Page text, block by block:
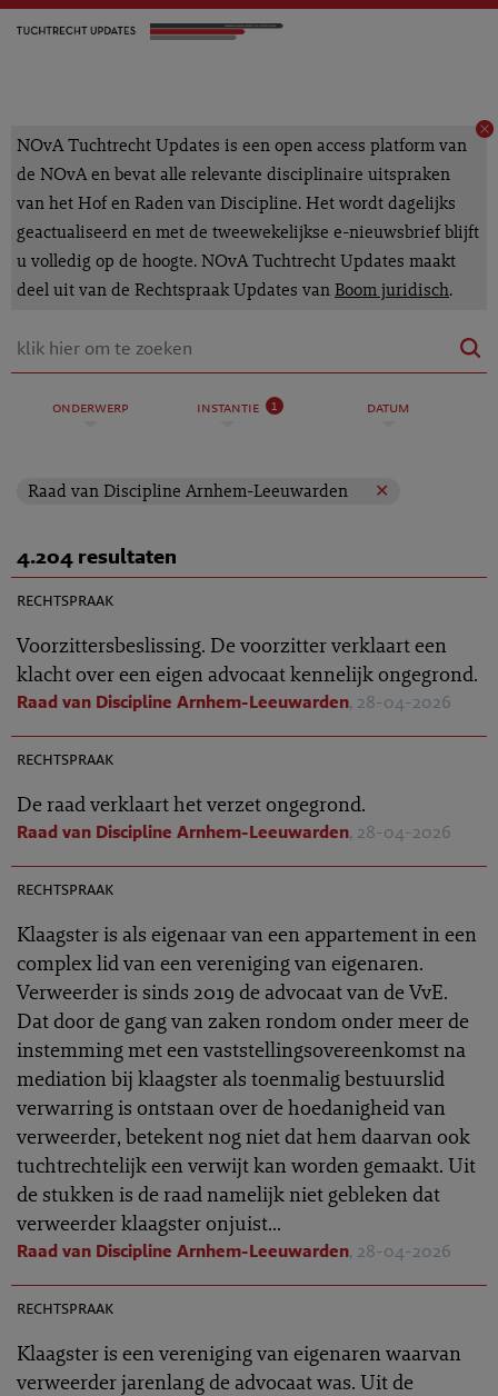
NOvA Tuchtrecht Updates is een open access platform van
de NOvA en bevat alle relevante disciplinaire uitspraken
van het Hof en Raden van Discipline. Het wordt dagelijks
geactualiseerd en met de tweewekelijkse e-nieuwsbrief blijft
u volledig op de hoogte. NOvA Tuchtrecht Updates maakt
deel uit van de Rechtspraak Updates vanBoom juridisch.
onderwerp instantie 1 datum
Raad van Discipline Arnhem-Leeuwarden
4.204 resultaten
rechtspraak
Voorzittersbeslissing. De voorzitter verklaart een
klacht over een eigen advocaat kennelijk ongegrond.
Raad van Discipline Arnhem-Leeuwarden, 28-04-2026
rechtspraak
De raad verklaart het verzet ongegrond.
Raad van Discipline Arnhem-Leeuwarden, 28-04-2026
rechtspraak
Klaagster is als eigenaar van een appartement in een
complex lid van een vereniging van eigenaren.
Verweerder is sinds 2019 de advocaat van de VvE.
Dat door de gang van zaken rondom onder meer de
instemming met een vaststellingsovereenkomst na
mediation bij klaagster als toenmalig bestuurslid
verwarring is ontstaan over de hoedanigheid van
verweerder, betekent nog niet dat hem daarvan ook
tuchtrechtelijk een verwijt kan worden gemaakt. Uit
de stukken is de raad namelijk niet gebleken dat
verweerder klaagster onjuist...
Raad van Discipline Arnhem-Leeuwarden, 28-04-2026
rechtspraak
Klaagster is een vereniging van eigenaren waarvan
verweerder jarenlang de advocaat was. Uit de